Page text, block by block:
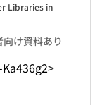
向け資料あり
Libraries in